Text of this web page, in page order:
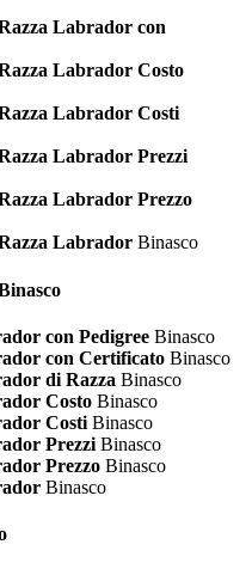
Labrador con
Labrador Costo
Labrador Costi
Labrador Prezzi
Labrador Prezzo
Labrador Binasco
con Pedigree Binasco
con Certificato Binasco
di Razza Binasco
Costo Binasco
Costi Binasco
Prezzi Binasco
Prezzo Binasco
Binasco